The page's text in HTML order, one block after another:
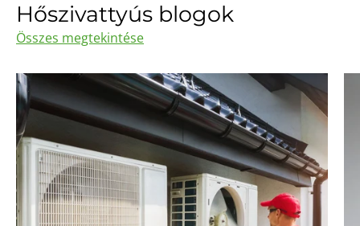
Hőszivattyús blogok
Összes megtekintése